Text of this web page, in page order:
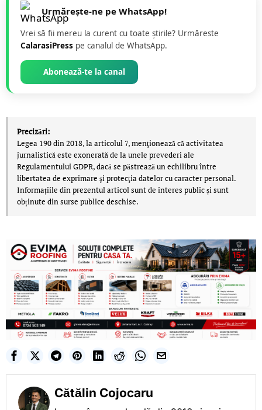
Urmărește-ne pe WhatsApp!
Vrei să fii mereu la curent cu toate știrile? Urmăreste
CalarasiPress pe canalul de WhatsApp.
Abonează-te la canal
Precizări:
Legea 190 din 2018, la articolul 7, menţionează că activitatea
jurnalistică este exonerată de la unele prevederi ale
Regulamentului GDPR, dacă se păstrează un echilibru între
libertatea de exprimare şi protecţia datelor cu caracter personal.
Informațiile din prezentul articol sunt de interes public și sunt
obținute din surse publice deschise.
Cătălin Cojocaru